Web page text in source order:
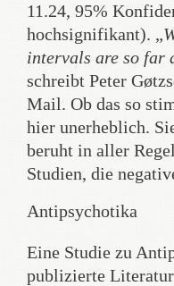
11.24, 95%
hochsignifikant). „
intervals are so far
schreibt Peter
Mail. Ob das so
hier unerheblich.
beruht in aller
Studien, die
Antipsychotika
Eine Studie zu
publizierte